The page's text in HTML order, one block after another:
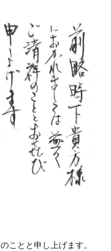
ことと申し上げます。